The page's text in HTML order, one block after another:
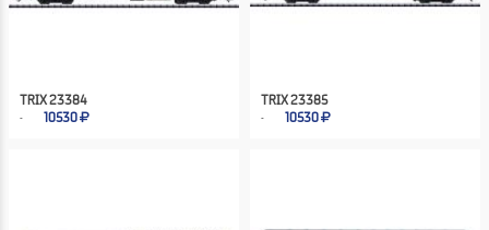
TRIX 23384
10530
TRIX 23385
10530